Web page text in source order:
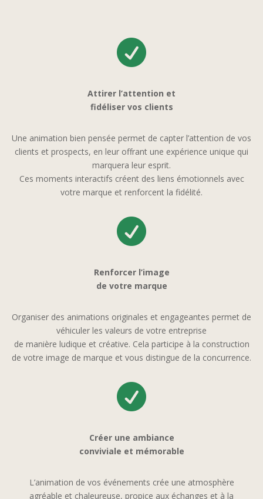

Attirer l’attention et
fidéliser vos clients
Une animation bien pensée permet de capter l’attention de vos
clients et prospects, en leur offrant une expérience unique qui
marquera leur esprit.
Ces moments interactifs créent des liens émotionnels avec
votre marque et renforcent la fidélité.

Renforcer l’image
de votre marque
Organiser des animations originales et engageantes permet de
véhiculer les valeurs de votre entreprise
de manière ludique et créative. Cela participe à la construction
de votre image de marque et vous distingue de la concurrence.

Créer une ambiance
conviviale et mémorable
L’animation de vos événements crée une atmosphère
agréable et chaleureuse, propice aux échanges et à la